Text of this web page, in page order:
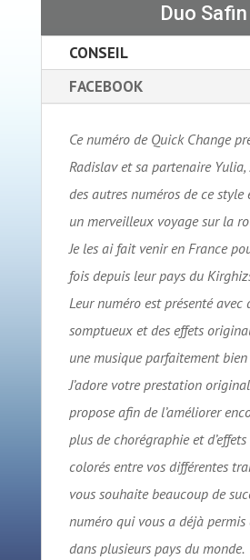
Duo Safin
CONSEIL
FACEBOOK
Ce numéro de Quick Change
Radislav et sa partenaire Yulia,
des autres numéros de ce
un merveilleux voyage sur la
Je les ai fait venir en France
fois depuis leur pays du
Leur numéro est présenté avec
somptueux et des effets
une musique parfaitement bien
J’adore votre prestation
propose afin de l’améliorer
plus de chorégraphie et
colorés entre vos différentes
vous souhaite beaucoup de
numéro qui vous a déjà permis
dans plusieurs pays du monde.